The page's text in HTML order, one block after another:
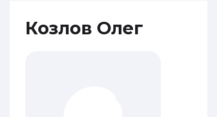
Козлов Олег